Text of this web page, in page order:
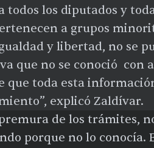
todos los diputados y
a grupos
y libertad, no se
que no se conoció con
que toda esta
explicó Zaldívar.
de los trámites,
porque no lo conocía.